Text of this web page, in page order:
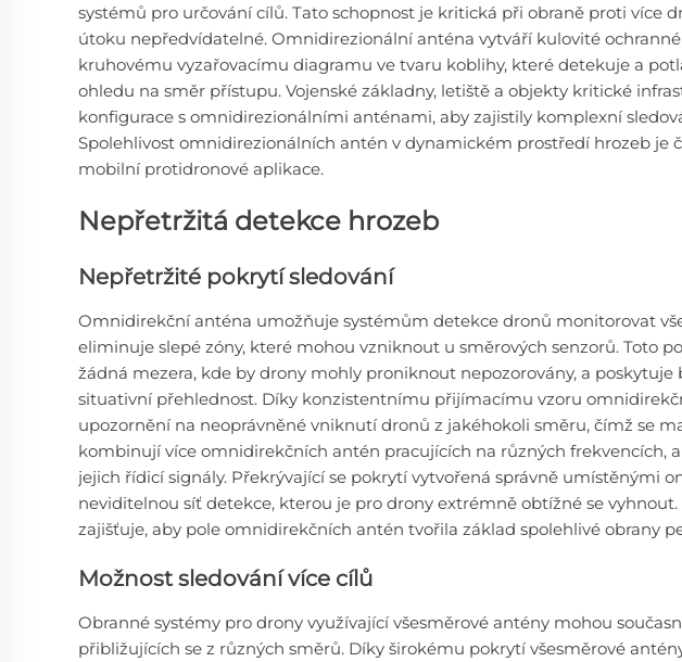
systémů pro určování cílů. Tato schopnost je kritická při obraně proti více
útoku nepředvídatelné. Omnidirezionální anténa vytváří kulovité
kruhovému vyzařovacímu diagramu ve tvaru koblihy, které detekuje a
ohledu na směr přístupu. Vojenské základny, letiště a objekty kritické
konfigurace s omnidirezionálními anténami, aby zajistily komplexní
Spolehlivost omnidirezionálních antén v dynamickém prostředí hrozeb je
mobilní protidronové aplikace.
Nepřetržitá detekce hrozeb
Nepřetržité pokrytí sledování
Omnidirekční anténa umožňuje systémům detekce dronů monitorovat
eliminuje slepé zóny, které mohou vzniknout u směrových senzorů. Toto
žádná mezera, kde by drony mohly proniknout nepozorovány, a
situativní přehlednost. Díky konzistentnímu přijímacímu vzoru
upozornění na neoprávněné vniknutí dronů z jakéhokoli směru, čímž se
kombinují více omnidirekčních antén pracujících na různých frekvencích,
jejich řídicí signály. Překrývající se pokrytí vytvořená správně umístěnými
neviditelnou síť detekce, kterou je pro drony extrémně obtížné se
zajišťuje, aby pole omnidirekčních antén tvořila základ spolehlivé obrany
Možnost sledování více cílů
Obranné systémy pro drony využívající všesměrové antény mohou
přibližujících se z různých směrů. Díky širokému pokrytí všesměrové